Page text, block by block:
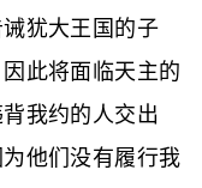
犹大王国的子
此将面临天主的
我约的人交出
他们没有履行我